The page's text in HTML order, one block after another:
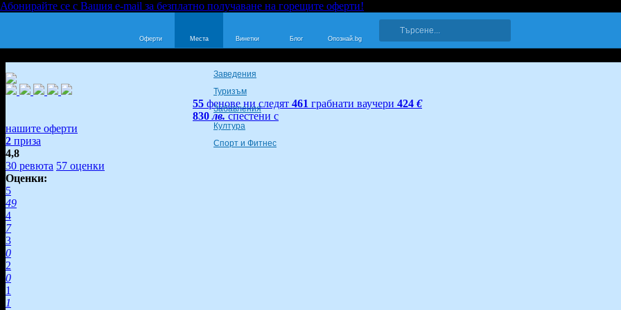
Абонирайте се с Вашия e-mail за безплатно получаване на горещите оферти!
Оферти Места Винетки Блог Опознай.bg
55 фенове ни следят 461 грабнати ваучери 424 €
830лв. спестени с
нашите оферти
2 приза
4,8
30 ревюта 57 оценки
Оценки:
5
49
4
7
3
0
2
0
1
1
Заведения
Туризъм
Забавления
Култура
Спорт и Фитнес